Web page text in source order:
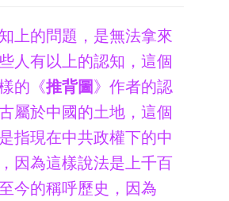
上的問題，是無法拿來
人有以上的認知，這個
的《推背圖》作者的認
屬於中國的土地，這個
指現在中共政權下的中
因為這樣說法是上千百
今的稱呼歷史，因為